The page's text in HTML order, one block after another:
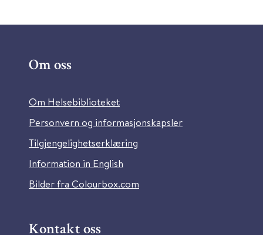
Om oss
Om Helsebiblioteket
Personvern og informasjonskapsler
Tilgjengelighetserklæring
Information in English
Bilder fra Colourbox.com
Kontakt oss